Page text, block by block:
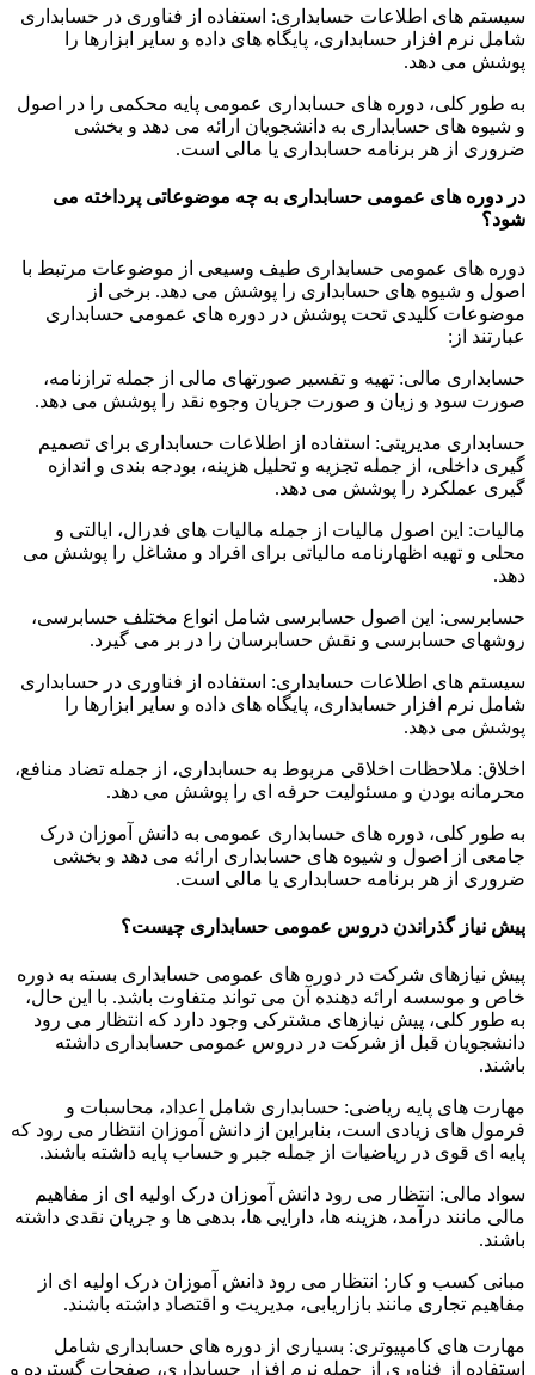
سیستم های اطلاعات حسابداری: استفاده از فناوری در حسابداری
شامل نرم افزار حسابداری، پایگاه های داده و سایر ابزارها را
پوشش می دهد.
به طور کلی، دوره های حسابداری عمومی پایه محکمی را در اصول
و شیوه های حسابداری به دانشجویان ارائه می دهد و بخشی
ضروری از هر برنامه حسابداری یا مالی است.
در دوره های عمومی حسابداری به چه موضوعاتی پرداخته می
شود؟
دوره های عمومی حسابداری طیف وسیعی از موضوعات مرتبط با
اصول و شیوه های حسابداری را پوشش می دهد. برخی از
موضوعات کلیدی تحت پوشش در دوره های عمومی حسابداری
عبارتند از:
حسابداری مالی: تهیه و تفسیر صورتهای مالی از جمله ترازنامه،
صورت سود و زیان و صورت جریان وجوه نقد را پوشش می دهد.
حسابداری مدیریتی: استفاده از اطلاعات حسابداری برای تصمیم
گیری داخلی، از جمله تجزیه و تحلیل هزینه، بودجه بندی و اندازه
گیری عملکرد را پوشش می دهد.
مالیات: این اصول مالیات از جمله مالیات های فدرال، ایالتی و
محلی و تهیه اظهارنامه مالیاتی برای افراد و مشاغل را پوشش می
دهد.
حسابرسی: این اصول حسابرسی شامل انواع مختلف حسابرسی،
روشهای حسابرسی و نقش حسابرسان را در بر می گیرد.
سیستم های اطلاعات حسابداری: استفاده از فناوری در حسابداری
شامل نرم افزار حسابداری، پایگاه های داده و سایر ابزارها را
پوشش می دهد.
اخلاق: ملاحظات اخلاقی مربوط به حسابداری، از جمله تضاد منافع،
محرمانه بودن و مسئولیت حرفه ای را پوشش می دهد.
به طور کلی، دوره های حسابداری عمومی به دانش آموزان درک
جامعی از اصول و شیوه های حسابداری ارائه می دهد و بخشی
ضروری از هر برنامه حسابداری یا مالی است.
پیش نیاز گذراندن دروس عمومی حسابداری چیست؟
پیش نیازهای شرکت در دوره های عمومی حسابداری بسته به دوره
خاص و موسسه ارائه دهنده آن می تواند متفاوت باشد. با این حال،
به طور کلی، پیش نیازهای مشترکی وجود دارد که انتظار می رود
دانشجویان قبل از شرکت در دروس عمومی حسابداری داشته
باشند.
مهارت های پایه ریاضی: حسابداری شامل اعداد، محاسبات و
فرمول های زیادی است، بنابراین از دانش آموزان انتظار می رود که
پایه ای قوی در ریاضیات از جمله جبر و حساب پایه داشته باشند.
سواد مالی: انتظار می رود دانش آموزان درک اولیه ای از مفاهیم
مالی مانند درآمد، هزینه ها، دارایی ها، بدهی ها و جریان نقدی داشته
باشند.
مبانی کسب و کار: انتظار می رود دانش آموزان درک اولیه ای از
مفاهیم تجاری مانند بازاریابی، مدیریت و اقتصاد داشته باشند.
مهارت های کامپیوتری: بسیاری از دوره های حسابداری شامل
استفاده از فناوری از جمله نرم افزار حسابداری، صفحات گسترده و